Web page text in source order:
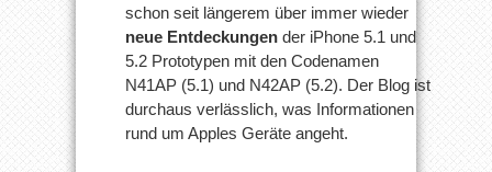
schon seit längerem über immer wieder
neue Entdeckungen der iPhone 5.1 und
5.2 Prototypen mit den Codenamen
N41AP (5.1) und N42AP (5.2). Der Blog ist
durchaus verlässlich, was Informationen
rund um Apples Geräte angeht.